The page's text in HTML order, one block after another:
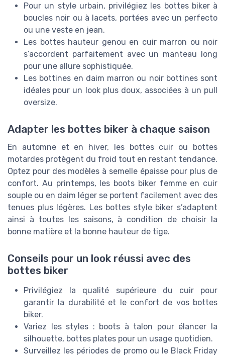
Pour un style urbain, privilégiez les bottes biker à
boucles noir ou à lacets, portées avec un perfecto
ou une veste en jean.
Les bottes hauteur genou en cuir marron ou noir
s’accordent parfaitement avec un manteau long
pour une allure sophistiquée.
Les bottines en daim marron ou noir bottines sont
idéales pour un look plus doux, associées à un pull
oversize.
Adapter les bottes biker à chaque saison
En automne et en hiver, les bottes cuir ou bottes
motardes protègent du froid tout en restant tendance.
Optez pour des modèles à semelle épaisse pour plus de
confort. Au printemps, les boots biker femme en cuir
souple ou en daim léger se portent facilement avec des
tenues plus légères. Les bottes style biker s’adaptent
ainsi à toutes les saisons, à condition de choisir la
bonne matière et la bonne hauteur de tige.
Conseils pour un look réussi avec des
bottes biker
Privilégiez la qualité supérieure du cuir pour
garantir la durabilité et le confort de vos bottes
biker.
Variez les styles : boots à talon pour élancer la
silhouette, bottes plates pour un usage quotidien.
Surveillez les périodes de promo ou le Black Friday